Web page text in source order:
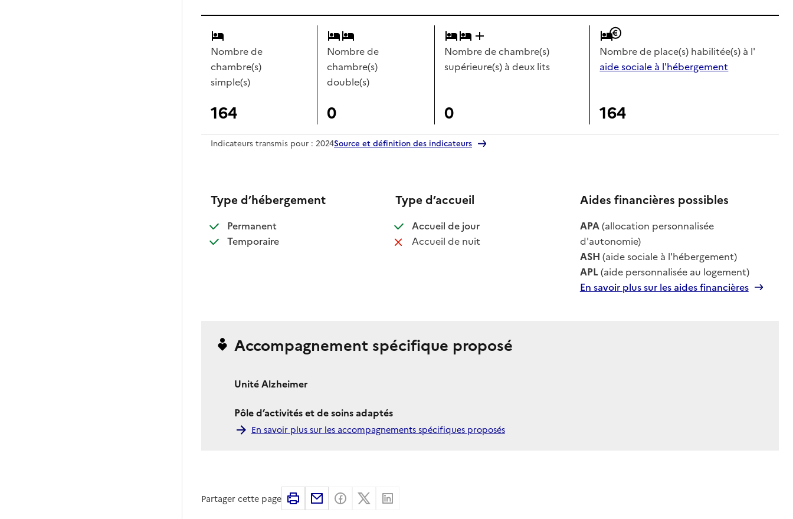
Nombre de
chambre(s)
simple(s)
164
Nombre de
chambre(s)
double(s)
0
Nombre de chambre(s)
supérieure(s) à deux lits
0
Nombre de place(s) habilitée(s) à l'
aide sociale à l'hébergement
164
Indicateurs transmis pour : 2024Source et définition des indicateurs
Type d’hébergement
Permanent: disponible
Temporaire: disponible
Type d’accueil
Accueil de jour: disponible
Accueil de nuit: non disponible
Aides financières possibles
APA(allocation personnalisée
d'autonomie)
ASH (aide sociale à l'hébergement)
APL(aide personnalisée au logement)
En savoir plus sur les aides financières
Accompagnement spécifique proposé
Unité Alzheimer
Pôle d’activités et de soins adaptés
En savoir plus sur les accompagnements spécifiques proposés
Partager cette page ImprimerPartager par email
Partager sur Facebook
Partager sur X